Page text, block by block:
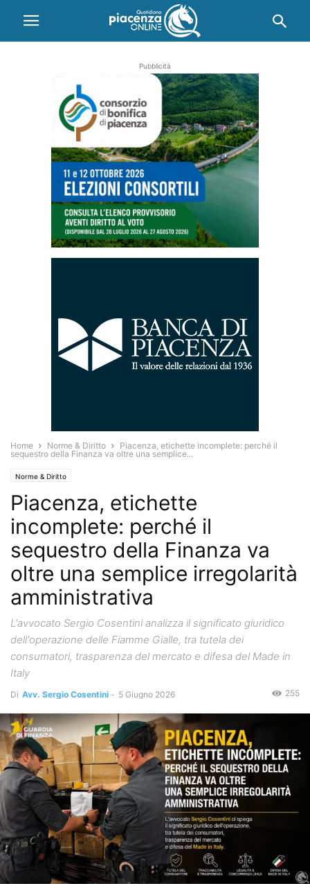
Pubblicità
Home Norme & Diritto
Piacenza, etichette incomplete: perché il
sequestro della Finanza va oltre una semplice...
Norme & Diritto
Piacenza, etichette
incomplete: perché il
sequestro della Finanza va
oltre una semplice irregolarità
amministrativa
L'avvocato Sergio Cosentini analizza il significato giuridico
dell'operazione delle Fiamme Gialle, tra tutela dei
consumatori, trasparenza del mercato e difesa del Made in
Italy
Di Avv. Sergio Cosentini - 5 Giugno 2026 255